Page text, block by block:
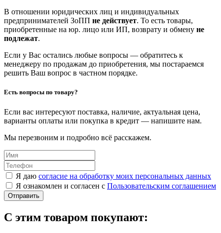
В отношении юридических лиц и индивидуальных
предпринимателей ЗоПП не действует. То есть товары,
приобретенные на юр. лицо или ИП, возврату и обмену не
подлежат.
Если у Вас остались любые вопросы — обратитесь к
менеджеру по продажам до приобретения, мы постараемся
решить Ваш вопрос в частном порядке.
Есть вопросы по товару?
Если вас интересуют поставка, наличие, актуальная цена,
варианты оплаты или покупка в кредит — напишите нам.
Мы перезвоним и подробно всё расскажем.
Я даю согласие на обработку моих персональных данных
Я ознакомлен и согласен с Пользовательским соглашением
Отправить
С этим товаром покупают: